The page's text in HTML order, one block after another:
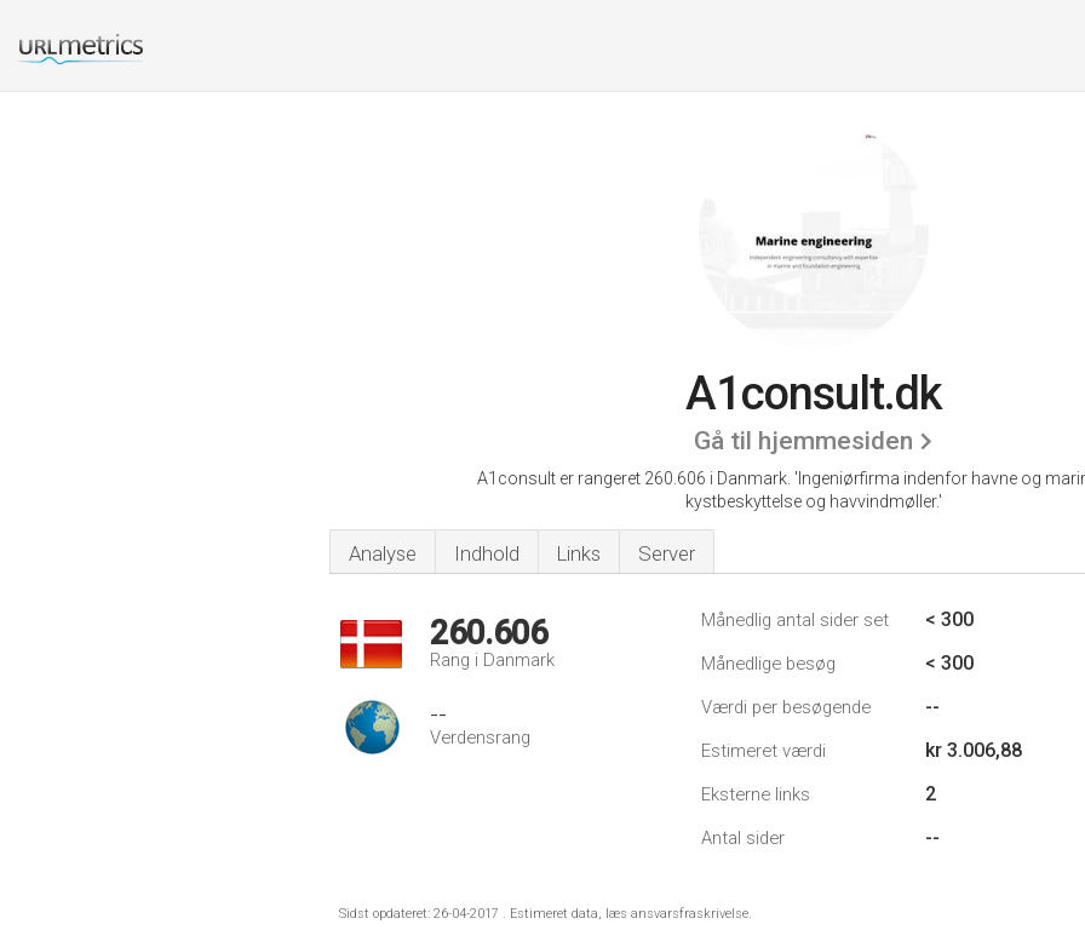
A1consult.dk
Gå til hjemmesiden
A1consult er rangeret 260.606 i Danmark. 'Ingeniørfirma indenfor havne og
kystbeskyttelse og havvindmøller.'
Analyse Indhold Links Server
260.606
Rang i Danmark
--
Verdensrang
Månedlig antal sider set < 300
Månedlige besøg < 300
Værdi per besøgende --
Estimeret værdi kr 3.006,88
Eksterne links 2
Antal sider --
Sidst opdateret: 26-04-2017 . Estimeret data, læs ansvarsfraskrivelse.